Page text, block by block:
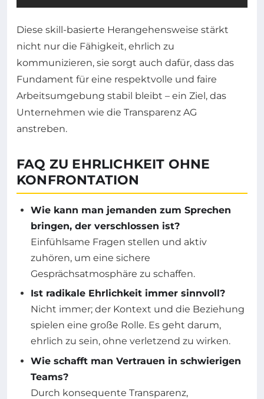
Diese skill-basierte Herangehensweise stärkt
nicht nur die Fähigkeit, ehrlich zu
kommunizieren, sie sorgt auch dafür, dass das
Fundament für eine respektvolle und faire
Arbeitsumgebung stabil bleibt – ein Ziel, das
Unternehmen wie die Transparenz AG
anstreben.
FAQ ZU EHRLICHKEIT OHNE
KONFRONTATION
Wie kann man jemanden zum Sprechen
bringen, der verschlossen ist?
Einfühlsame Fragen stellen und aktiv
zuhören, um eine sichere
Gesprächsatmosphäre zu schaffen.
Ist radikale Ehrlichkeit immer sinnvoll?
Nicht immer; der Kontext und die Beziehung
spielen eine große Rolle. Es geht darum,
ehrlich zu sein, ohne verletzend zu wirken.
Wie schafft man Vertrauen in schwierigen
Teams?
Durch konsequente Transparenz,